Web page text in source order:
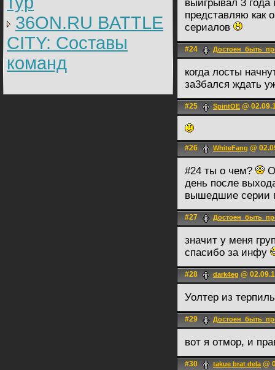
36ON.RU BATTLE
CITY: Составы
команд
выигрывал 3 года
представляю как
сериалов
#24
когда лосты
за3бался ждать
#25 SpiritOE @
#26 WhiteFаng @
#24 ты о чем?
день после
вышедшие серии
#27
значит у меня
спасибо за инфу
#28 dark4eg @
Уолтер из
#29
вот я отмор, и
#30 takue brat dela@